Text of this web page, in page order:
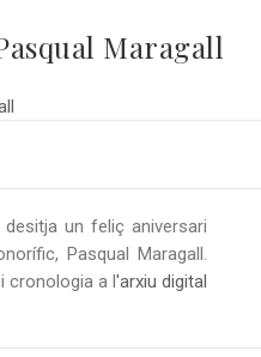
Maragall
desitja un feliç aniversari
Pasqual Maragall.
cronologia a l'arxiu digital